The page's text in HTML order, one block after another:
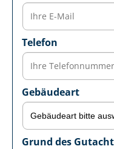
Telefon
Gebäudeart
Grund des